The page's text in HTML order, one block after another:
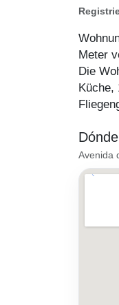
Meter
Die
Küche,
Avenida